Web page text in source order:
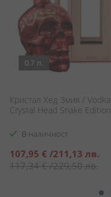
0.7 л.
Кристал Хед Змия / Vodka
Crystal Head Snake Edition
В наличност
Специална
цена
107,95 € /211,13 лв.
117,34 €/229,50 лв.